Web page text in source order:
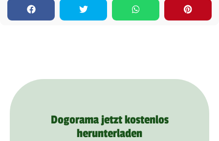
Dogorama jetzt kostenlos
herunterladen